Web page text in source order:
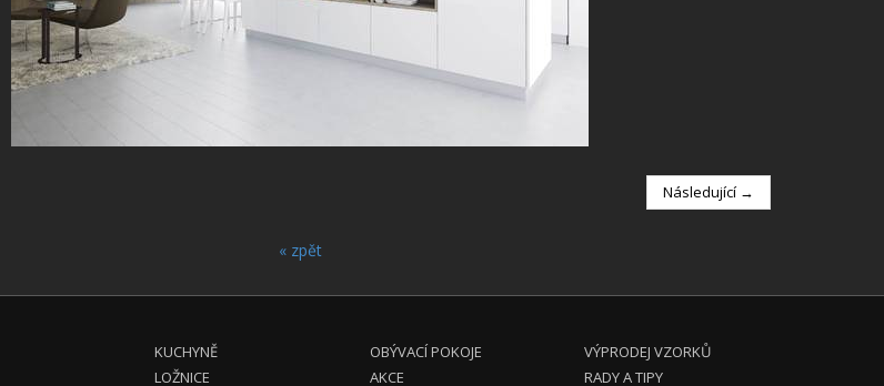
Následující →
« zpět
KUCHYNĚ
LOŽNICE
OBÝVACÍ POKOJE
AKCE
VÝPRODEJ VZORKŮ
RADY A TIPY